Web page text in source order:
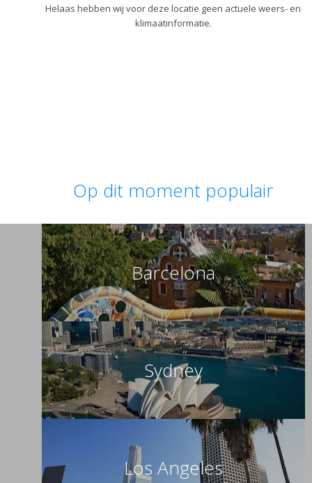
Helaas hebben wij voor deze locatie geen actuele weers- en
klimaatinformatie.
Op dit moment populair
Barcelona
Sydney
Los Angeles